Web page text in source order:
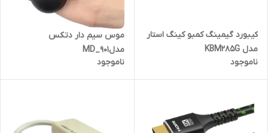
کیبورد گیمینگ کمبو کینگ استار
مدل KBM285G
ناموجود
موس سیم دار دتکس
مدلMD_901
ناموجود